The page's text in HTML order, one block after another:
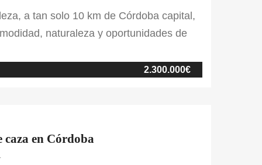
a tan solo 10 km de Córdoba capital,
naturaleza y oportunidades de
ofrece un estilo de vida exclusivo en
2.300.000€
caza en Córdoba